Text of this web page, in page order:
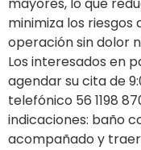
minimiza los riesgos
operación sin dolor
Los interesados en
agendar su cita de
telefónico 56 1198
indicaciones: baño
acompañado y